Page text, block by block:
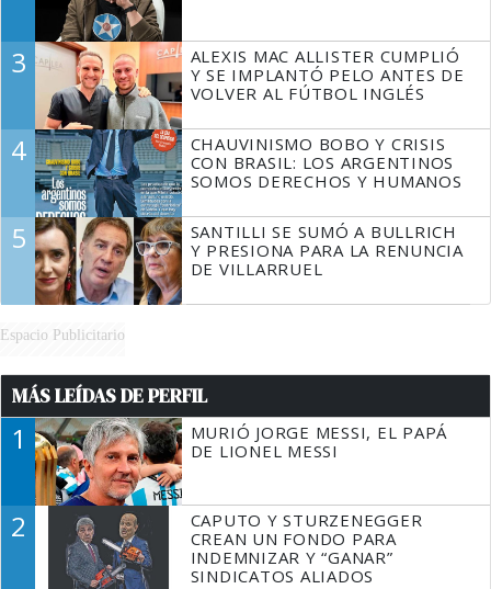
3
ALEXIS MAC ALLISTER CUMPLIÓ
Y SE IMPLANTÓ PELO ANTES DE
VOLVER AL FÚTBOL INGLÉS
4
CHAUVINISMO BOBO Y CRISIS
CON BRASIL: LOS ARGENTINOS
SOMOS DERECHOS Y HUMANOS
5
SANTILLI SE SUMÓ A BULLRICH
Y PRESIONA PARA LA RENUNCIA
DE VILLARRUEL
Espacio Publicitario
MÁS LEÍDAS DE PERFIL
1
MURIÓ JORGE MESSI, EL PAPÁ
DE LIONEL MESSI
2
CAPUTO Y STURZENEGGER
CREAN UN FONDO PARA
INDEMNIZAR Y “GANAR”
SINDICATOS ALIADOS